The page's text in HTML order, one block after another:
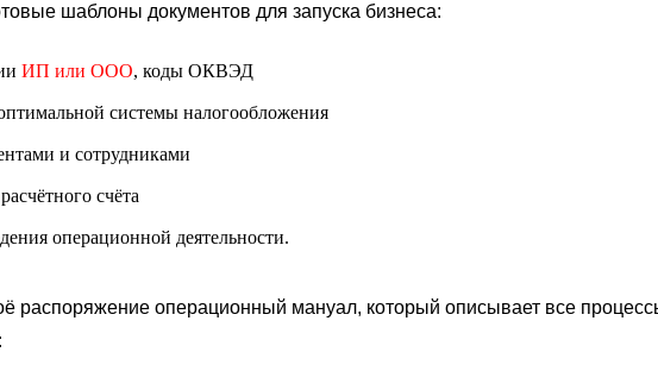
шаблоны документов для запуска бизнеса:
ИП или ООО, коды ОКВЭД
системы налогообложения
и сотрудниками
счёта
операционной деятельности.
распоряжение операционный мануал, который описывает все